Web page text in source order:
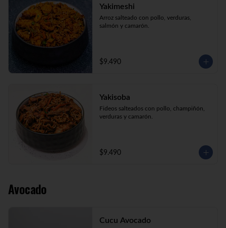
Yakimeshi
Arroz salteado con pollo, verduras,
salmón y camarón.
$9.490
Yakisoba
Fideos salteados con pollo, champiñón,
verduras y camarón.
$9.490
Avocado
Cucu Avocado